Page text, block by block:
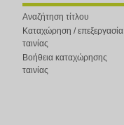
Αναζήτηση τίτλου
Καταχώρηση / επεξεργασία
ταινίας
Βοήθεια καταχώρησης
ταινίας